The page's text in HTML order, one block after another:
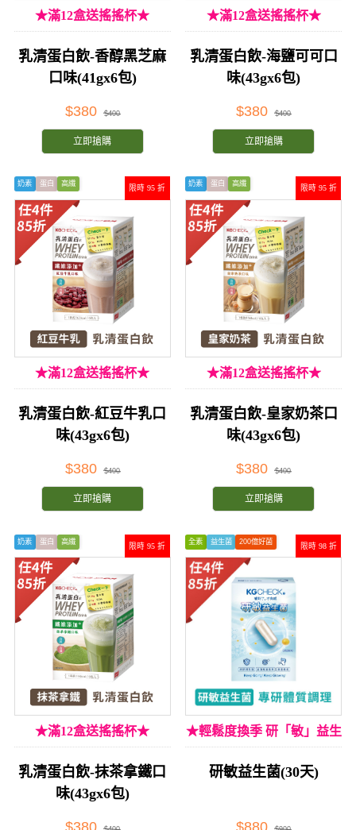
★滿12盒送搖搖杯★
乳清蛋白飲-香醇黑芝麻
口味(41gx6包)
$380 $400
立即搶購
★滿12盒送搖搖杯★
乳清蛋白飲-海鹽可可口
味(43gx6包)
$380 $400
立即搶購
限時 95 折
奶素 蛋白 高纖
★滿12盒送搖搖杯★
乳清蛋白飲-紅豆牛乳口
味(43gx6包)
$380 $400
立即搶購
限時 95 折
奶素 蛋白 高纖
★滿12盒送搖搖杯★
乳清蛋白飲-皇家奶茶口
味(43gx6包)
$380 $400
立即搶購
限時 95 折
奶素 蛋白 高纖
★滿12盒送搖搖杯★
乳清蛋白飲-抹茶拿鐵口
味(43gx6包)
$380
限時 98 折
全素 益生菌 200億好菌
★輕鬆度換季 研「敏」益生
菌★
研敏益生菌(30天)
$880